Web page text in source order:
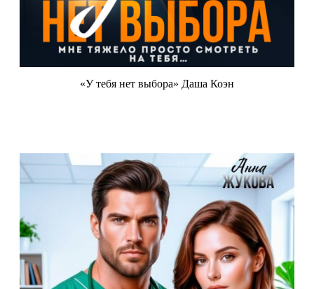
«У тебя нет выбора» Даша Коэн